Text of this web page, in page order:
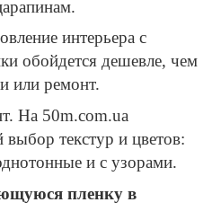
интерьера с
обойдется дешевле, чем
или ремонт.
На 50m.com.ua
текстур и цветов:
и с узорами.
пленку в